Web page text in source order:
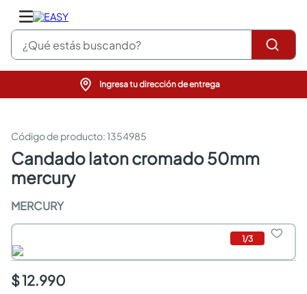
¿Qué estás buscando?
Ingresa tu dirección de entrega
:1354985
candado laton cromado 50mm
mercury
MERCURY
1/3
$ 12.990
pinturas
sanitarios
comedor
escritorio
comedores
armarios closet